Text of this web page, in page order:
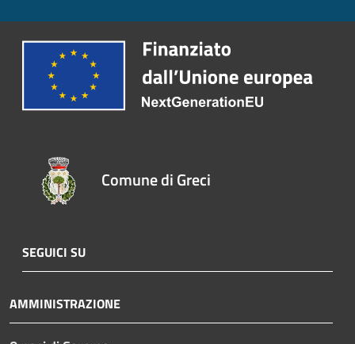
Comune di Greci
SEGUICI SU
AMMINISTRAZIONE